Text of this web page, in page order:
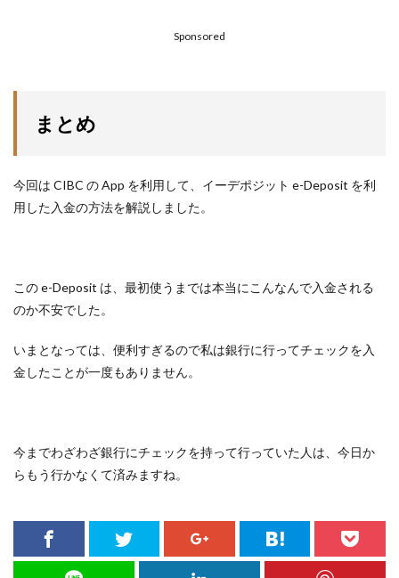
Sponsored
まとめ
今回は CIBC の App を利用して、イーデポジット e-Deposit を利
用した入金の方法を解説しました。
この e-Deposit は、最初使うまでは本当にこんなんで入金される
のか不安でした。
いまとなっては、便利すぎるので私は銀行に行ってチェックを入
金したことが一度もありません。
今までわざわざ銀行にチェックを持って行っていた人は、今日か
らもう行かなくて済みますね。